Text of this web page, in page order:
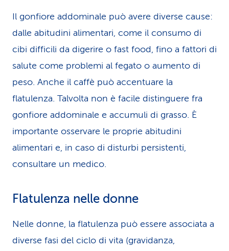
Il gonfiore addominale può avere diverse cause:
dalle abitudini alimentari, come il consumo di
cibi difficili da digerire o fast food, fino a fattori di
salute come problemi al fegato o aumento di
peso. Anche il caffè può accentuare la
flatulenza. Talvolta non è facile distinguere fra
gonfiore addominale e accumuli di grasso. È
importante osservare le proprie abitudini
alimentari e, in caso di disturbi persistenti,
consultare un medico.
Flatulenza nelle donne
Nelle donne, la flatulenza può essere associata a
diverse fasi del ciclo di vita (gravidanza,